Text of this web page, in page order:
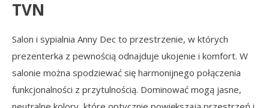
TVN
Salon i sypialnia Anny Dec to przestrzenie, w których
prezenterka z pewnością odnajduje ukojenie i komfort. W
salonie można spodziewać się harmonijnego połączenia
funkcjonalności z przytulnością. Dominować mogą jasne,